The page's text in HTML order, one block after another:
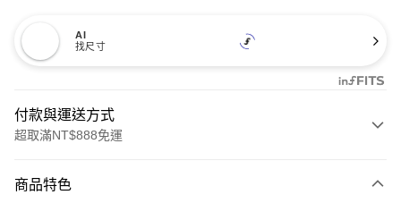
AI
找尺寸
付款與運送方式
超取滿NT$888免運
信用卡一次付款
商品特色